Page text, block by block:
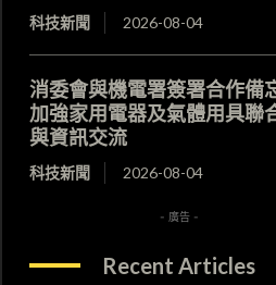
科技新聞 2026-08-04
消委會與機電署簽署合作備
加強家用電器及氣體用具聯
與資訊交流
科技新聞 2026-08-04
- 廣告 -
Recent Articles